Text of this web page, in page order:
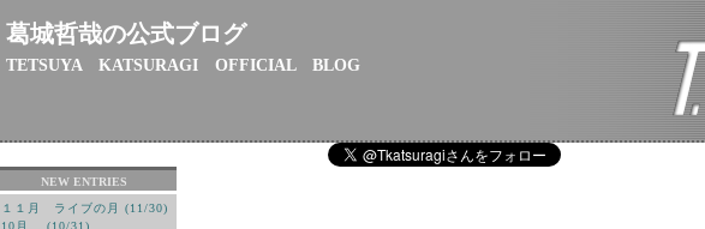
葛城哲哉の公式ブログ
TETSUYA KATSURAGI OFFICIAL BLOG
NEW ENTRIES
１１月 ライブの月 (11/30)
10月 (10/31)